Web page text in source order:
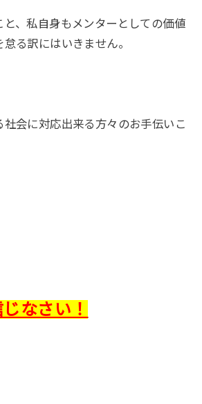
と、私自身もメンターとしての価値
る訳にはいきません。
社会に対応出来る方々のお手伝いこ
なさい！